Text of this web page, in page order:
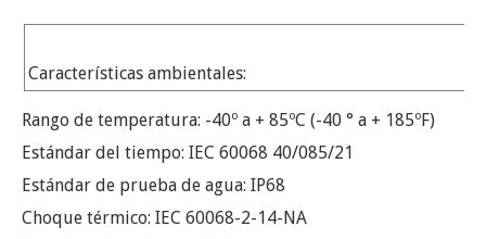
Características ambientales:
Rango de temperatura: -40º a + 85ºC (-40 ° a + 185ºF)
Estándar del tiempo: IEC 60068 40/085/21
Estándar de prueba de agua: IP68
Choque térmico: IEC 60068-2-14-NA